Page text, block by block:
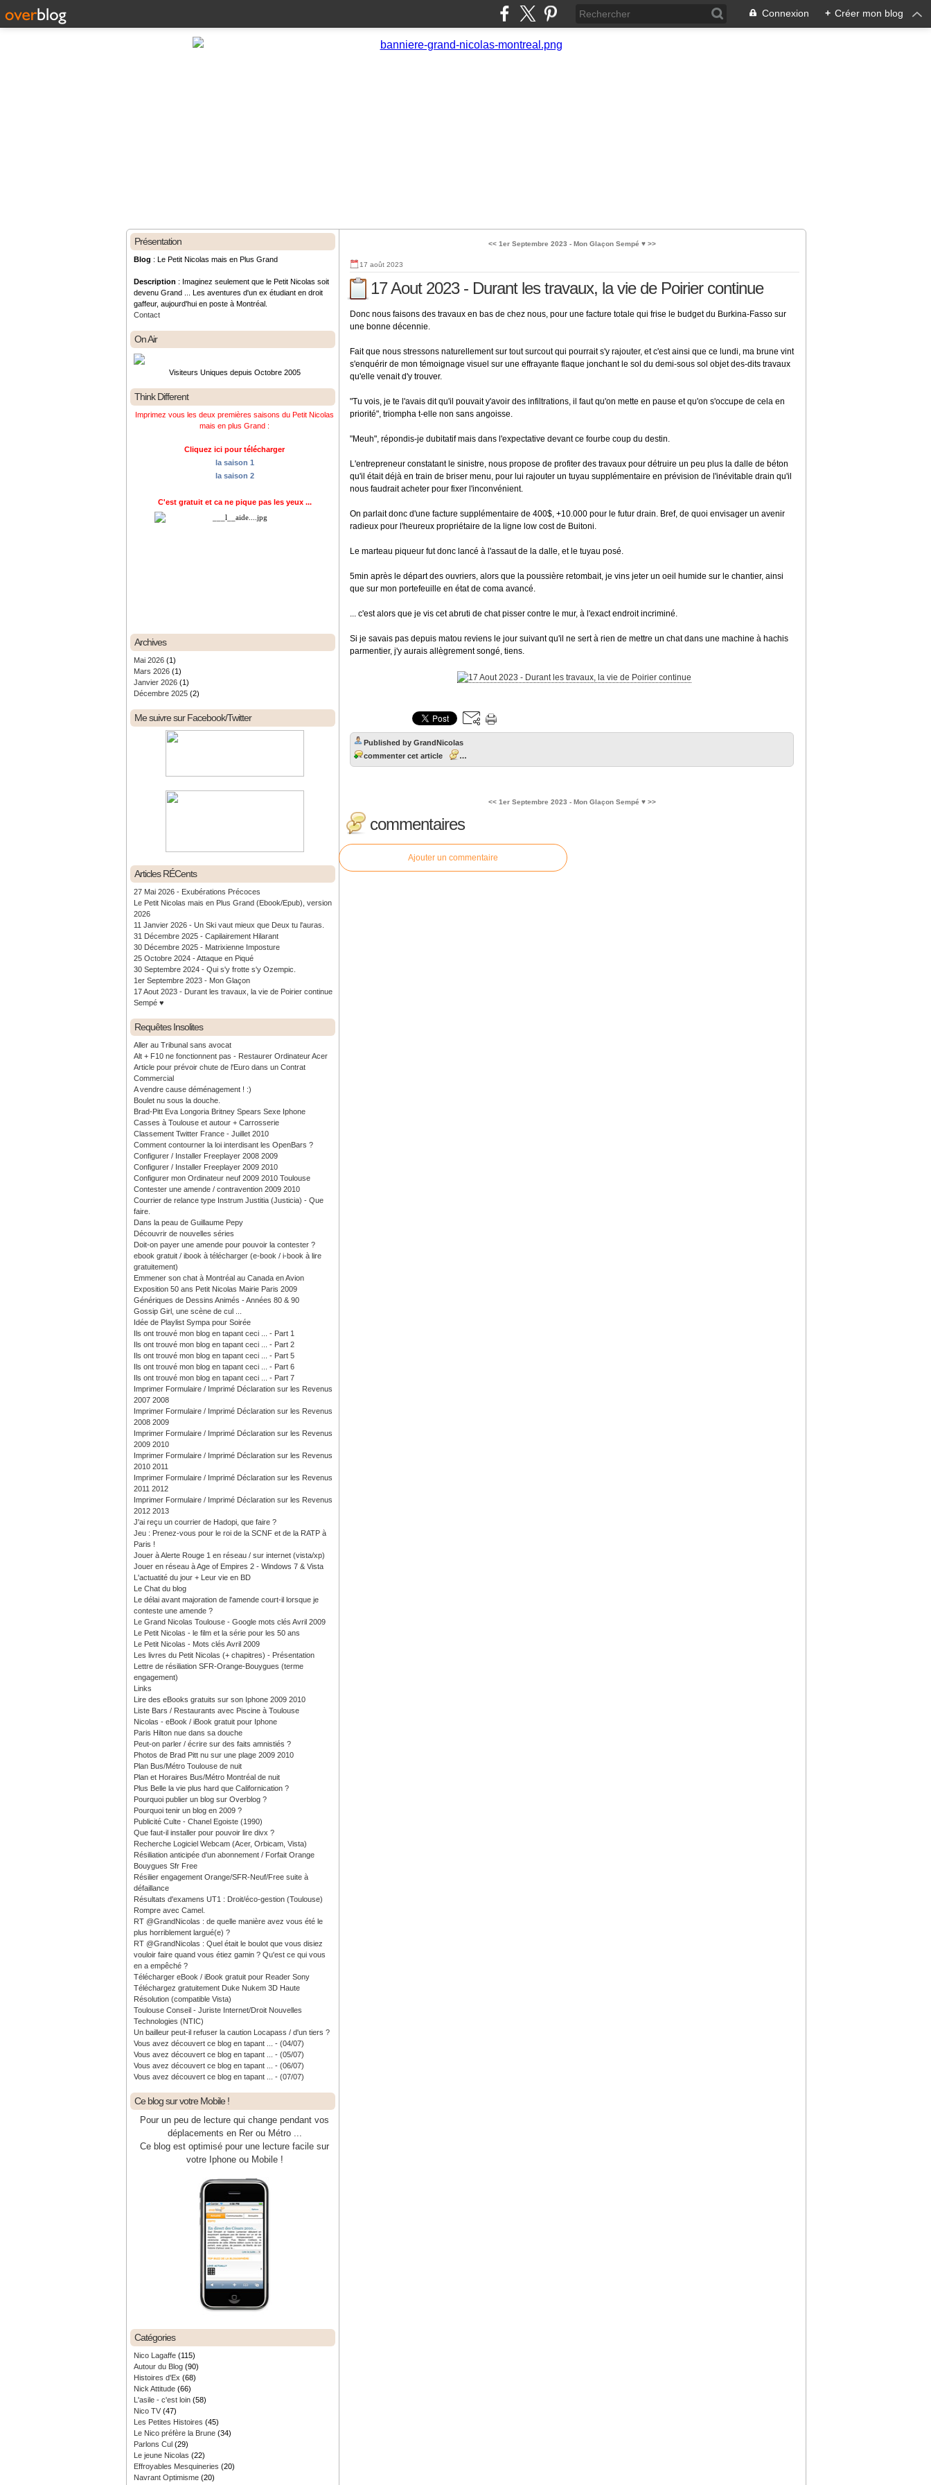
Connexion + Créer mon blog
Présentation
Blog : Le Petit Nicolas mais en Plus Grand
Description : Imaginez seulement que le Petit Nicolas soit
devenu Grand ... Les aventures d'un ex étudiant en droit
gaffeur, aujourd'hui en poste à Montréal.
Contact
On Air
Visiteurs Uniques depuis Octobre 2005
Think Different
Imprimez vous les deux premières saisons du Petit Nicolas
mais en plus Grand :
Cliquez ici pour télécharger
la saison 1
la saison 2
C'est gratuit et ca ne pique pas les yeux ...
Archives
Mai 2026 (1)
Mars 2026 (1)
Janvier 2026 (1)
Décembre 2025 (2)
Me suivre sur Facebook/Twitter
Articles RÉCents
27 Mai 2026 - Exubérations Précoces
Le Petit Nicolas mais en Plus Grand (Ebook/Epub), version
2026
11 Janvier 2026 - Un Ski vaut mieux que Deux tu l'auras.
31 Décembre 2025 - Capilairement Hilarant
30 Décembre 2025 - Matrixienne Imposture
25 Octobre 2024 - Attaque en Piqué
30 Septembre 2024 - Qui s'y frotte s'y Ozempic.
1er Septembre 2023 - Mon Glaçon
17 Aout 2023 - Durant les travaux, la vie de Poirier continue
Sempé ♥️
Requêtes Insolites
Aller au Tribunal sans avocat
Alt + F10 ne fonctionnent pas - Restaurer Ordinateur Acer
Article pour prévoir chute de l'Euro dans un Contrat
Commercial
A vendre cause déménagement ! :)
Boulet nu sous la douche.
Brad-Pitt Eva Longoria Britney Spears Sexe Iphone
Casses à Toulouse et autour + Carrosserie
Classement Twitter France - Juillet 2010
Comment contourner la loi interdisant les OpenBars ?
Configurer / Installer Freeplayer 2008 2009
Configurer / Installer Freeplayer 2009 2010
Configurer mon Ordinateur neuf 2009 2010 Toulouse
Contester une amende / contravention 2009 2010
Courrier de relance type Instrum Justitia (Justicia) - Que
faire.
Dans la peau de Guillaume Pepy
Découvrir de nouvelles séries
Doit-on payer une amende pour pouvoir la contester ?
ebook gratuit / ibook à télécharger (e-book / i-book à lire
gratuitement)
Emmener son chat à Montréal au Canada en Avion
Exposition 50 ans Petit Nicolas Mairie Paris 2009
Génériques de Dessins Animés - Années 80 & 90
Gossip Girl, une scène de cul ...
Idée de Playlist Sympa pour Soirée
Ils ont trouvé mon blog en tapant ceci ... - Part 1
Ils ont trouvé mon blog en tapant ceci ... - Part 2
Ils ont trouvé mon blog en tapant ceci ... - Part 5
Ils ont trouvé mon blog en tapant ceci ... - Part 6
Ils ont trouvé mon blog en tapant ceci ... - Part 7
Imprimer Formulaire / Imprimé Déclaration sur les Revenus
2007 2008
Imprimer Formulaire / Imprimé Déclaration sur les Revenus
2008 2009
Imprimer Formulaire / Imprimé Déclaration sur les Revenus
2009 2010
Imprimer Formulaire / Imprimé Déclaration sur les Revenus
2010 2011
Imprimer Formulaire / Imprimé Déclaration sur les Revenus
2011 2012
Imprimer Formulaire / Imprimé Déclaration sur les Revenus
2012 2013
J'ai reçu un courrier de Hadopi, que faire ?
Jeu : Prenez-vous pour le roi de la SCNF et de la RATP à
Paris !
Jouer à Alerte Rouge 1 en réseau / sur internet (vista/xp)
Jouer en réseau à Age of Empires 2 - Windows 7 & Vista
L'actuatité du jour + Leur vie en BD
Le Chat du blog
Le délai avant majoration de l'amende court-il lorsque je
conteste une amende ?
Le Grand Nicolas Toulouse - Google mots clés Avril 2009
Le Petit Nicolas - le film et la série pour les 50 ans
Le Petit Nicolas - Mots clés Avril 2009
Les livres du Petit Nicolas (+ chapitres) - Présentation
Lettre de résiliation SFR-Orange-Bouygues (terme
engagement)
Links
Lire des eBooks gratuits sur son Iphone 2009 2010
Liste Bars / Restaurants avec Piscine à Toulouse
Nicolas - eBook / iBook gratuit pour Iphone
Paris Hilton nue dans sa douche
Peut-on parler / écrire sur des faits amnistiés ?
Photos de Brad Pitt nu sur une plage 2009 2010
Plan Bus/Métro Toulouse de nuit
Plan et Horaires Bus/Métro Montréal de nuit
Plus Belle la vie plus hard que Californication ?
Pourquoi publier un blog sur Overblog ?
Pourquoi tenir un blog en 2009 ?
Publicité Culte - Chanel Egoiste (1990)
Que faut-il installer pour pouvoir lire divx ?
Recherche Logiciel Webcam (Acer, Orbicam, Vista)
Résiliation anticipée d'un abonnement / Forfait Orange
Bouygues Sfr Free
Résilier engagement Orange/SFR-Neuf/Free suite à
défaillance
Résultats d'examens UT1 : Droit/éco-gestion (Toulouse)
Rompre avec Camel.
RT @GrandNicolas : de quelle manière avez vous été le
plus horriblement largué(e) ?
RT @GrandNicolas : Quel était le boulot que vous disiez
vouloir faire quand vous étiez gamin ? Qu'est ce qui vous
en a empêché ?
Télécharger eBook / iBook gratuit pour Reader Sony
Téléchargez gratuitement Duke Nukem 3D Haute
Résolution (compatible Vista)
Toulouse Conseil - Juriste Internet/Droit Nouvelles
Technologies (NTIC)
Un bailleur peut-il refuser la caution Locapass / d'un tiers ?
Vous avez découvert ce blog en tapant ... - (04/07)
Vous avez découvert ce blog en tapant ... - (05/07)
Vous avez découvert ce blog en tapant ... - (06/07)
Vous avez découvert ce blog en tapant ... - (07/07)
Ce blog sur votre Mobile !
Pour un peu de lecture qui change pendant vos
déplacements en Rer ou Métro ...
Ce blog est optimisé pour une lecture facile sur
votre Iphone ou Mobile !
Catégories
Nico Lagaffe (115)
Autour du Blog (90)
Histoires d'Ex (68)
Nick Attitude (66)
L'asile - c'est loin (58)
Nico TV (47)
Les Petites Histoires (45)
Le Nico préfère la Brune (34)
Parlons Cul (29)
Le jeune Nicolas (22)
Effroyables Mesquineries (20)
Navrant Optimisme (20)
<< 1er Septembre 2023 - Mon Glaçon Sempé ♥️ >>
17 août 2023
17 Aout 2023 - Durant les travaux, la vie de Poirier continue
Donc nous faisons des travaux en bas de chez nous, pour une facture totale qui frise le budget du Burkina-Fasso sur
une bonne décennie.
Fait que nous stressons naturellement sur tout surcout qui pourrait s'y rajouter, et c'est ainsi que ce lundi, ma brune vint
s'enquérir de mon témoignage visuel sur une effrayante flaque jonchant le sol du demi-sous sol objet des-dits travaux
qu'elle venait d'y trouver.
"Tu vois, je te l'avais dit qu'il pouvait y'avoir des infiltrations, il faut qu'on mette en pause et qu'on s'occupe de cela en
priorité", triompha t-elle non sans angoisse.
"Meuh", répondis-je dubitatif mais dans l'expectative devant ce fourbe coup du destin.
L'entrepreneur constatant le sinistre, nous propose de profiter des travaux pour détruire un peu plus la dalle de béton
qu'il était déjà en train de briser menu, pour lui rajouter un tuyau supplémentaire en prévision de l'inévitable drain qu'il
nous faudrait acheter pour fixer l'inconvénient.
On parlait donc d'une facture supplémentaire de 400$, +10.000 pour le futur drain. Bref, de quoi envisager un avenir
radieux pour l'heureux propriétaire de la ligne low cost de Buitoni.
Le marteau piqueur fut donc lancé à l'assaut de la dalle, et le tuyau posé.
5min après le départ des ouvriers, alors que la poussière retombait, je vins jeter un oeil humide sur le chantier, ainsi
que sur mon portefeuille en état de coma avancé.
... c'est alors que je vis cet abruti de chat pisser contre le mur, à l'exact endroit incriminé.
Si je savais pas depuis matou reviens le jour suivant qu'il ne sert à rien de mettre un chat dans une machine à hachis
parmentier, j'y aurais allègrement songé, tiens.
Published by GrandNicolas
commenter cet article
…
<< 1er Septembre 2023 - Mon Glaçon Sempé ♥️ >>
commentaires
Ajouter un commentaire